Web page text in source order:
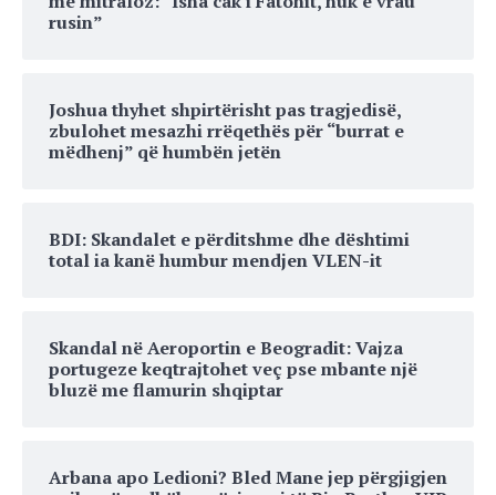
rusin”
Joshua thyhet shpirtërisht pas tragjedisë,
zbulohet mesazhi rrëqethës për “burrat e
mëdhenj” që humbën jetën
BDI: Skandalet e përditshme dhe dështimi
total ia kanë humbur mendjen VLEN-it
Skandal në Aeroportin e Beogradit: Vajza
portugeze keqtrajtohet veç pse mbante një
bluzë me flamurin shqiptar
Arbana apo Ledioni? Bled Mane jep përgjigjen